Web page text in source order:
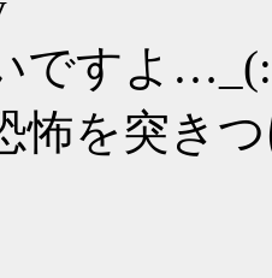
ですよ
怖を突き